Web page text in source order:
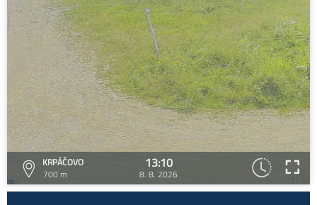
KRPÁČOVO
700 m
13:10
8. 8. 2026